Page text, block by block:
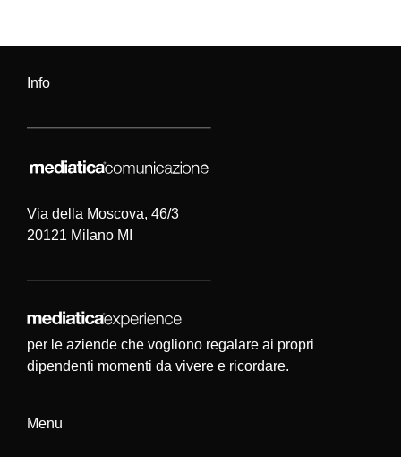
c
o
o
k
k
n
n
di
Info
Via della Moscova, 46/3
20121 Milano MI
per le aziende che vogliono regalare ai propri
dipendenti momenti da vivere e ricordare.
Menu